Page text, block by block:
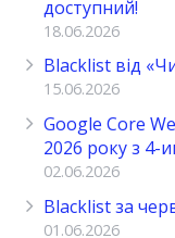
доступний!
18.06.2026
Blacklist від
15.06.2026
Google Core
2026 року з 4-
02.06.2026
Blacklist за
01.06.2026